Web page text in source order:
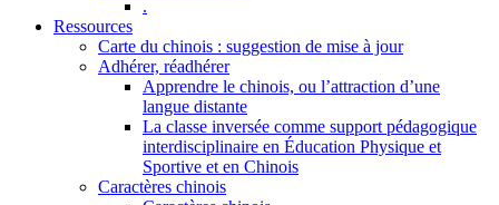
.
Ressources
Carte du chinois : suggestion de mise à jour
Adhérer, réadhérer
Apprendre le chinois, ou l’attraction d’une
langue distante
La classe inversée comme support pédagogique
interdisciplinaire en Éducation Physique et
Sportive et en Chinois
Caractères chinois